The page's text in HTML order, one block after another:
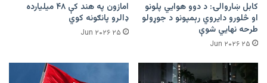
کابل ښاروالۍ: د دوو هوايي پلونو
او څلورو دایروي رېمپونو د جوړولو
طرحه نهایي شوې
۲۵ Jun ۲۰۲۶
امازون په هند کې ۴۸ میلیارده
ډالرو پانګونه کوي
۲۵ Jun ۲۰۲۶